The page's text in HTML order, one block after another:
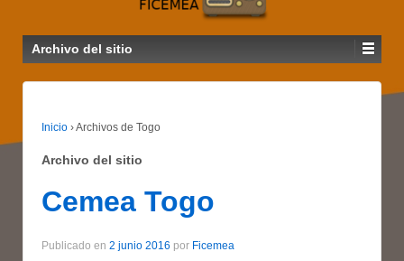
Archivo del sitio
Inicio ›Archivos de Togo
Archivo del sitio
Cemea Togo
Publicado en 2 junio 2016 por Ficemea